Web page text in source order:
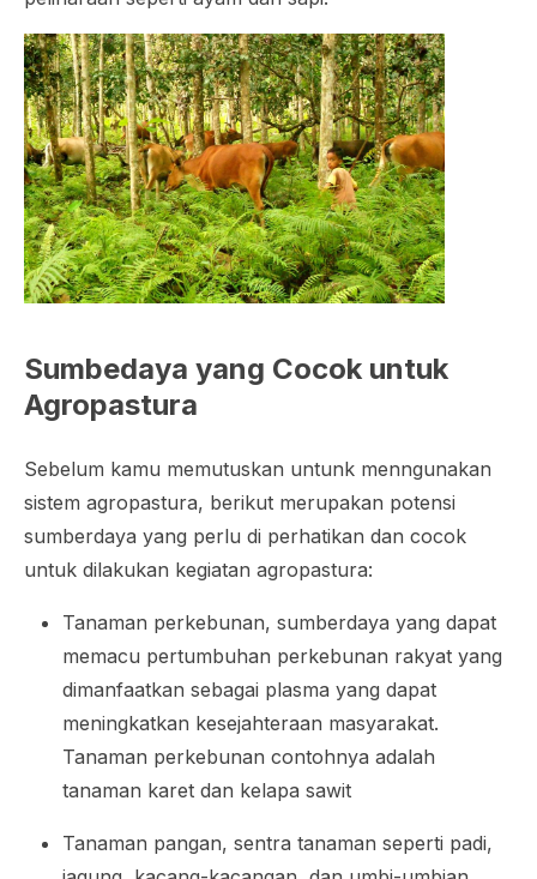
Sumbedaya yang Cocok untuk
Agropastura
Sebelum kamu memutuskan untunk menngunakan
sistem agropastura, berikut merupakan potensi
sumberdaya yang perlu di perhatikan dan cocok
untuk dilakukan kegiatan agropastura:
Tanaman perkebunan, sumberdaya yang dapat
memacu pertumbuhan perkebunan rakyat yang
dimanfaatkan sebagai plasma yang dapat
meningkatkan kesejahteraan masyarakat.
Tanaman perkebunan contohnya adalah
tanaman karet dan kelapa sawit
Tanaman pangan, sentra tanaman seperti padi,